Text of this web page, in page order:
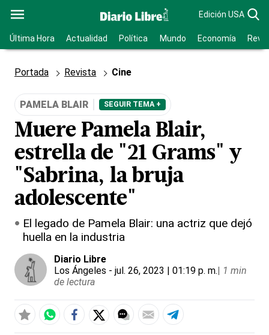
Edición USA
Última Hora Actualidad Política Mundo Economía
Portada Revista Cine
PAMELA BLAIR SEGUIR TEMA +
Muere Pamela Blair,
estrella de "21 Grams" y
"Sabrina, la bruja
adolescente"
El legado de Pamela Blair: una actriz que dejó
huella en la industria
Diario Libre
Los Ángeles - jul. 26, 2023 | 01:19 p. m.| 1 min
de lectura